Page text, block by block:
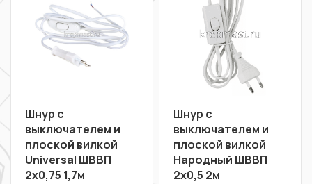
Шнур с
выключателем и
плоской вилкой
Universal ШВВП
2х0,75 1,7м
Шнур с
выключателем и
плоской вилкой
Народный ШВВП
2х0,5 2м